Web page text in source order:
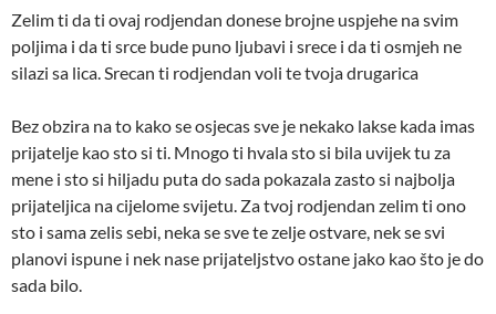
Zelim ti da ti ovaj rodjendan donese brojne uspjehe na svim
poljima i da ti srce bude puno ljubavi i srece i da ti osmjeh ne
silazi sa lica. Srecan ti rodjendan voli te tvoja drugarica
Bez obzira na to kako se osjecas sve je nekako lakse kada imas
prijatelje kao sto si ti. Mnogo ti hvala sto si bila uvijek tu za
mene i sto si hiljadu puta do sada pokazala zasto si najbolja
prijateljica na cijelome svijetu. Za tvoj rodjendan zelim ti ono
sto i sama zelis sebi, neka se sve te zelje ostvare, nek se svi
planovi ispune i nek nase prijateljstvo ostane jako kao što je do
sada bilo.